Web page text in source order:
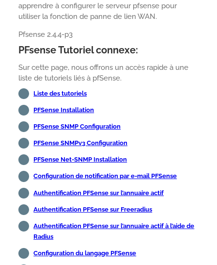
apprendre à configurer le serveur pfsense pour
utiliser la fonction de panne de lien WAN.
Pfsense 2.4.4-p3
PFsense Tutoriel connexe:
Sur cette page, nous offrons un accès rapide à une
liste de tutoriels liés à pfSense.
Liste des tutoriels
PFSense Installation
PFSense SNMP Configuration
PFSense SNMPv3 Configuration
PFSense Net-SNMP Installation
Configuration de notification par e-mail PFSense
Authentification PFSense sur l’annuaire actif
Authentification PFSense sur Freeradius
Authentification PFSense sur l’annuaire actif à l’aide de
Radius
Configuration du langage PFSense